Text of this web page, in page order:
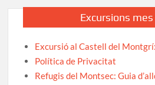
Excursions
Excursió al Castell del
Política de Privacitat
Refugis del Montsec: Guia